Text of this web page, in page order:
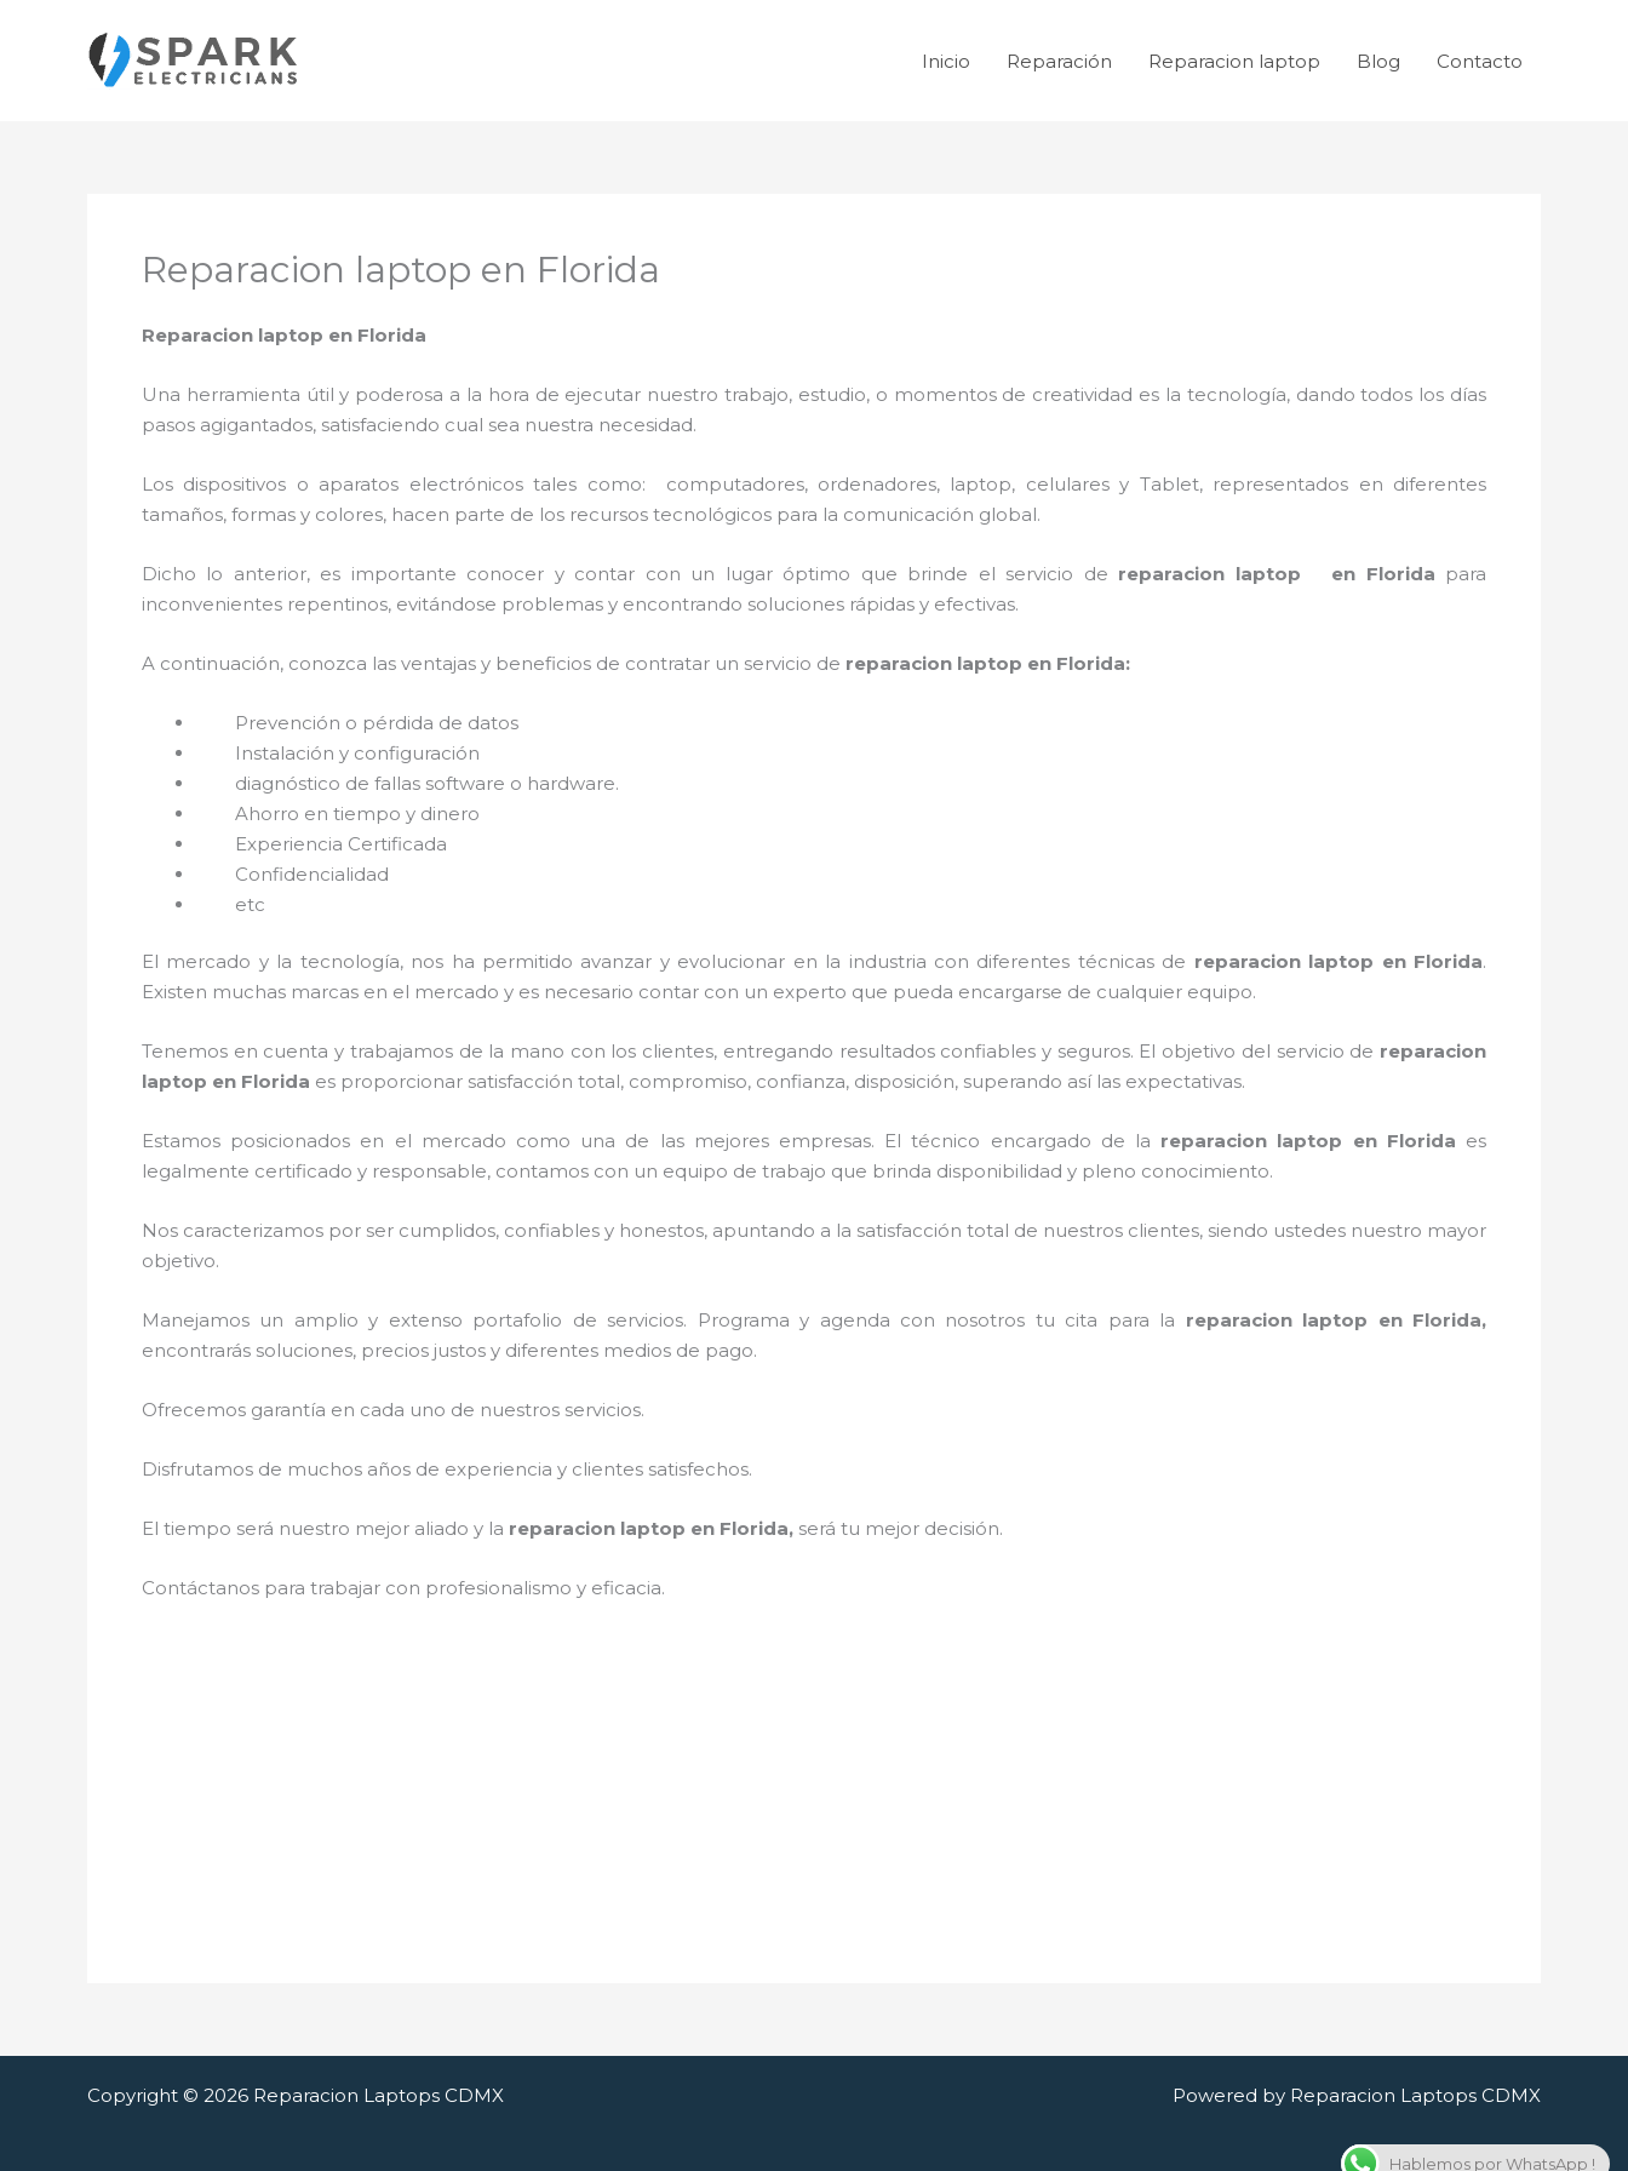
contenido
Inicio Reparación Reparacion laptop Blog Contacto
Reparacion laptop en Florida
Reparacion laptop en Florida
Una herramienta útil y poderosa a la hora de ejecutar nuestro trabajo, estudio, o momentos de creatividad es la tecnología, dando todos los días
pasos agigantados, satisfaciendo cual sea nuestra necesidad.
Los dispositivos o aparatos electrónicos tales como: computadores, ordenadores, laptop, celulares y Tablet, representados en diferentes
tamaños, formas y colores, hacen parte de los recursos tecnológicos para la comunicación global.
Dicho lo anterior, es importante conocer y contar con un lugar óptimo que brinde el servicio de reparacion laptop en Florida para
inconvenientes repentinos, evitándose problemas y encontrando soluciones rápidas y efectivas.
A continuación, conozca las ventajas y beneficios de contratar un servicio de reparacion laptop en Florida:
Prevención o pérdida de datos
Instalación y configuración
diagnóstico de fallas software o hardware.
Ahorro en tiempo y dinero
Experiencia Certificada
Confidencialidad
etc
El mercado y la tecnología, nos ha permitido avanzar y evolucionar en la industria con diferentes técnicas de reparacion laptop en Florida.
Existen muchas marcas en el mercado y es necesario contar con un experto que pueda encargarse de cualquier equipo.
Tenemos en cuenta y trabajamos de la mano con los clientes, entregando resultados confiables y seguros. El objetivo del servicio de reparacion
laptop en Florida es proporcionar satisfacción total, compromiso, confianza, disposición, superando así las expectativas.
Estamos posicionados en el mercado como una de las mejores empresas. El técnico encargado de la reparacion laptop en Florida es
legalmente certificado y responsable, contamos con un equipo de trabajo que brinda disponibilidad y pleno conocimiento.
Nos caracterizamos por ser cumplidos, confiables y honestos, apuntando a la satisfacción total de nuestros clientes, siendo ustedes nuestro mayor
objetivo.
Manejamos un amplio y extenso portafolio de servicios. Programa y agenda con nosotros tu cita para la reparacion laptop en Florida,
encontrarás soluciones, precios justos y diferentes medios de pago.
Ofrecemos garantía en cada uno de nuestros servicios.
Disfrutamos de muchos años de experiencia y clientes satisfechos.
El tiempo será nuestro mejor aliado y la reparacion laptop en Florida, será tu mejor decisión.
Contáctanos para trabajar con profesionalismo y eficacia.
Copyright © 2026 Reparacion Laptops CDMX Powered by Reparacion Laptops CDMX
Hablemos por WhatsApp !